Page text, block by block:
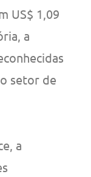
US$ 1,09
a
setor de
a